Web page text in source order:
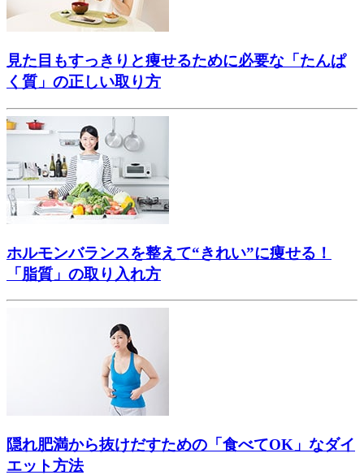
見た目もすっきりと痩せるために必要な「たんぱ
く質」の正しい取り方
ホルモンバランスを整えて“きれい”に痩せる！
「脂質」の取り入れ方
隠れ肥満から抜けだすための「食べてOK」なダイ
エット方法